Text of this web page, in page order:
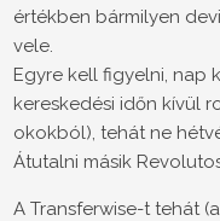
értékben bármilyen
vele.
Egyre kell figyelni, nap
kereskedési időn kívül
okokból), tehát ne
Átutalni másik
A Transferwise-t tehát